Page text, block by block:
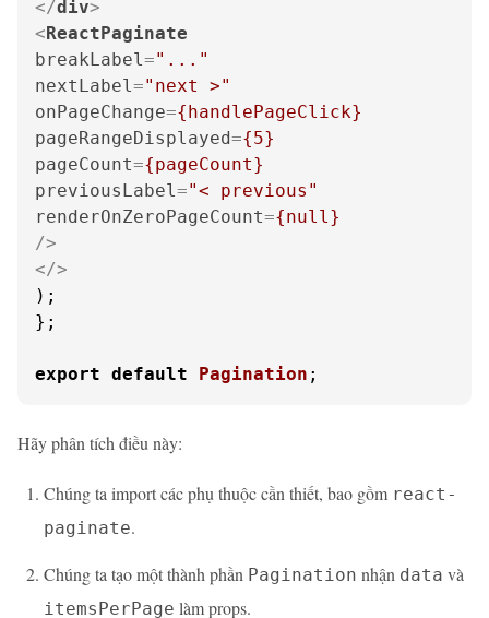
</div>
<ReactPaginate
breakLabel="..."
nextLabel="next >"
onPageChange={handlePageClick}
pageRangeDisplayed={5}
pageCount={pageCount}
previousLabel="< previous"
renderOnZeroPageCount={null}
/>
</>
);
};
export default Pagination ;
Hãy phân tích điều này:
Chúng ta import các phụ thuộc cần thiết, bao gồm react-
paginate.
Chúng ta tạo một thành phần Pagination nhận data và
itemsPerPage làm props.